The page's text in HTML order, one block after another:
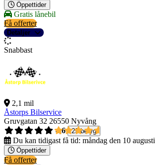
Öppettider
Gratis lånebil
Få offerter
Detaljer
Snabbast
2,1 mil
Åstorps Bilservice
Gruvgatan 32 26550 Nyvång
4,6
29 betyg
Du kan tidigast få tid: måndag den 10 augusti
Öppettider
Få offerter